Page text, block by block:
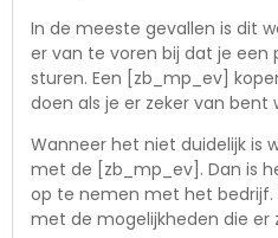
In de meeste gevallen is dit
er van te voren bij dat je
sturen. Een [zb_mp_ev]
doen als je er zeker van bent
Wanneer het niet duidelijk is
met de [zb_mp_ev]. Dan is
op te nemen met het bedrijf.
met de mogelijkheden die er